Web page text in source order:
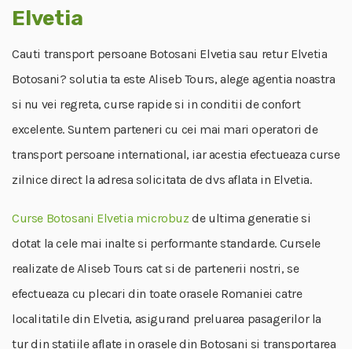
Elvetia
Cauti transport persoane Botosani Elvetia sau retur Elvetia
Botosani? solutia ta este Aliseb Tours, alege agentia noastra
si nu vei regreta, curse rapide si in conditii de confort
excelente. Suntem parteneri cu cei mai mari operatori de
transport persoane international, iar acestia efectueaza curse
zilnice direct la adresa solicitata de dvs aflata in Elvetia.
Curse Botosani Elvetia microbuz de ultima generatie si
dotat la cele mai inalte si performante standarde. Cursele
realizate de Aliseb Tours cat si de partenerii nostri, se
efectueaza cu plecari din toate orasele Romaniei catre
localitatile din Elvetia, asigurand preluarea pasagerilor la
tur din statiile aflate in orasele din Botosani si transportarea